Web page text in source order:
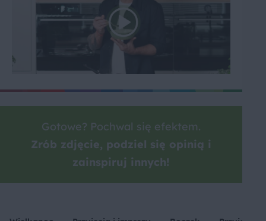
Gotowe? Pochwal się efektem.
Zrób zdjęcie, podziel się opinią i
zainspiruj innych!